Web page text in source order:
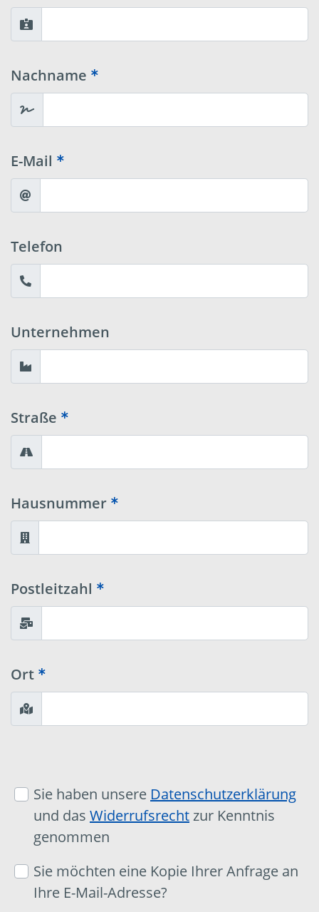
Nachname
E-Mail
Telefon
Unternehmen
Straße
Hausnummer
Postleitzahl
Ort
Sie haben unsere Datenschutzerklärung
und das Widerrufsrechtzur Kenntnis
genommen
Sie möchten eine Kopie Ihrer Anfrage an
Ihre E-Mail-Adresse?